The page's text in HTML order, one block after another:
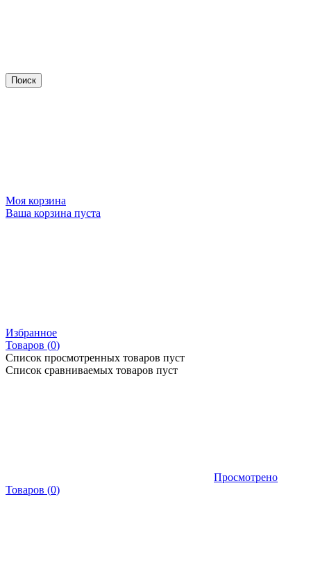
Моя корзина
Ваша корзина пуста
Избранное
Товаров (0)
Список просмотренных товаров пуст
Список сравниваемых товаров пуст
Просмотрено
Товаров (0)